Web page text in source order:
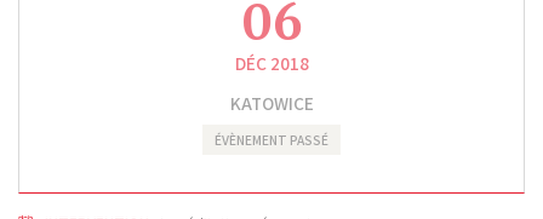
06
DÉC 2018
KATOWICE
ÉVÈNEMENT PASSÉ